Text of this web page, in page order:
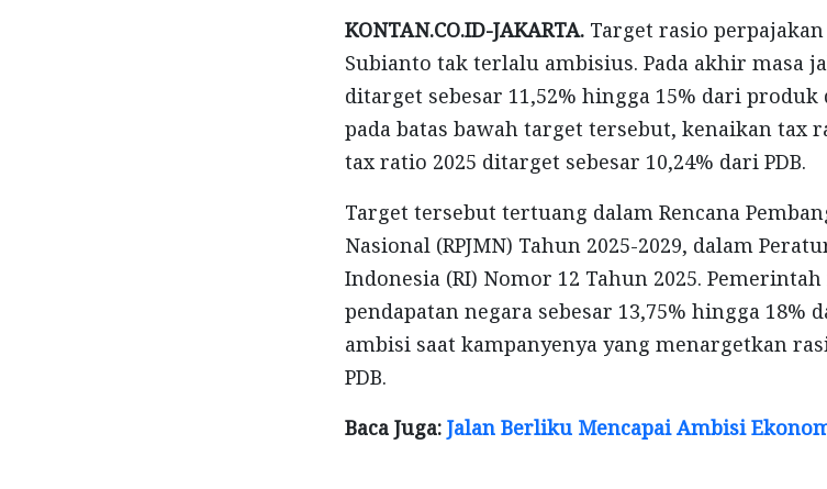
KONTAN.CO.ID-JAKARTA. Target rasio
Subianto tak terlalu ambisius. Pada akhir masa
ditarget sebesar 11,52% hingga 15% dari
pada batas bawah target tersebut, kenaikan tax
tax ratio 2025 ditarget sebesar 10,24% dari PDB.
Target tersebut tertuang dalam Rencana
Nasional (RPJMN) Tahun 2025-2029, dalam
Indonesia (RI) Nomor 12 Tahun 2025.
pendapatan negara sebesar 13,75% hingga 18%
ambisi saat kampanyenya yang menargetkan
PDB.
Baca Juga: Jalan Berliku Mencapai Ambisi